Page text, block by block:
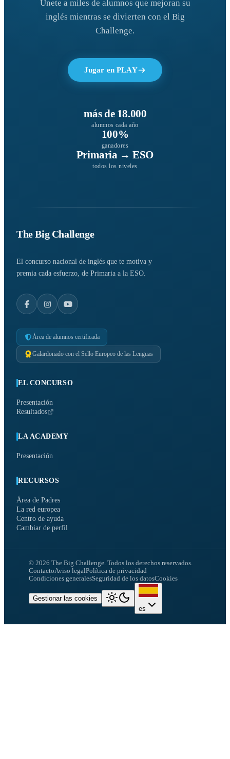
Únete a miles de alumnos que mejoran su
inglés mientras se divierten con el Big
Challenge.
Jugar en PLAY
más de 18.000
alumnos cada año
100%
ganadores
Primaria → ESO
todos los niveles
The Big Challenge
El concurso nacional de inglés que te motiva y
premia cada esfuerzo, de Primaria a la ESO.
Área de alumnos certificada
Galardonado con el Sello Europeo de las Lenguas
EL CONCURSO
Presentación
Resultados
LA ACADEMY
Presentación
RECURSOS
Área de Padres
La red europea
Centro de ayuda
Cambiar de perfil
© 2026 The Big Challenge. Todos los derechos reservados.
ContactoAviso legalPolítica de privacidad
Condiciones generalesSeguridad de los datosCookies
Gestionar las cookies
es